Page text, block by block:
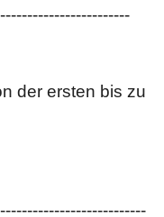
der ersten bis zu